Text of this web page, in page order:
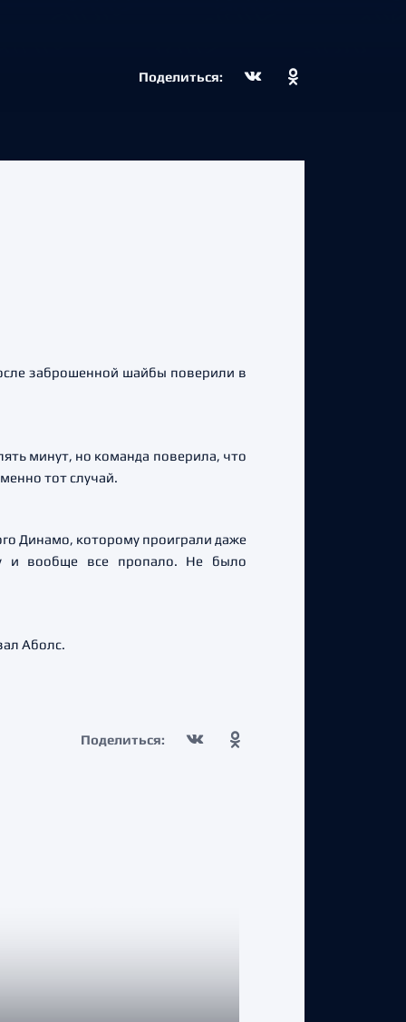
Поделиться:
заброшенной шайбы поверили в
минут, но команда поверила, что
тот случай.
Динамо, которому проиграли даже
и вообще все пропало. Не было
Аболс.
Поделиться: